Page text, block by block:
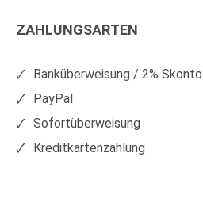
auf
auf
ZAHLUNGSARTEN
Banküberweisung / 2% Skonto
PayPal
Sofortüberweisung
Kreditkartenzahlung